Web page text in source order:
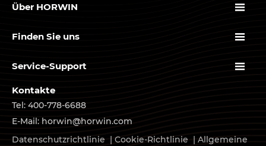
Über HORWIN 
Finden Sie uns 
Service-Support 
Kontakte
Tel: 400-778-6688
E-Mail: horwin@horwin.com
Datenschutzrichtlinie | Cookie-Richtlinie | Allgemeine